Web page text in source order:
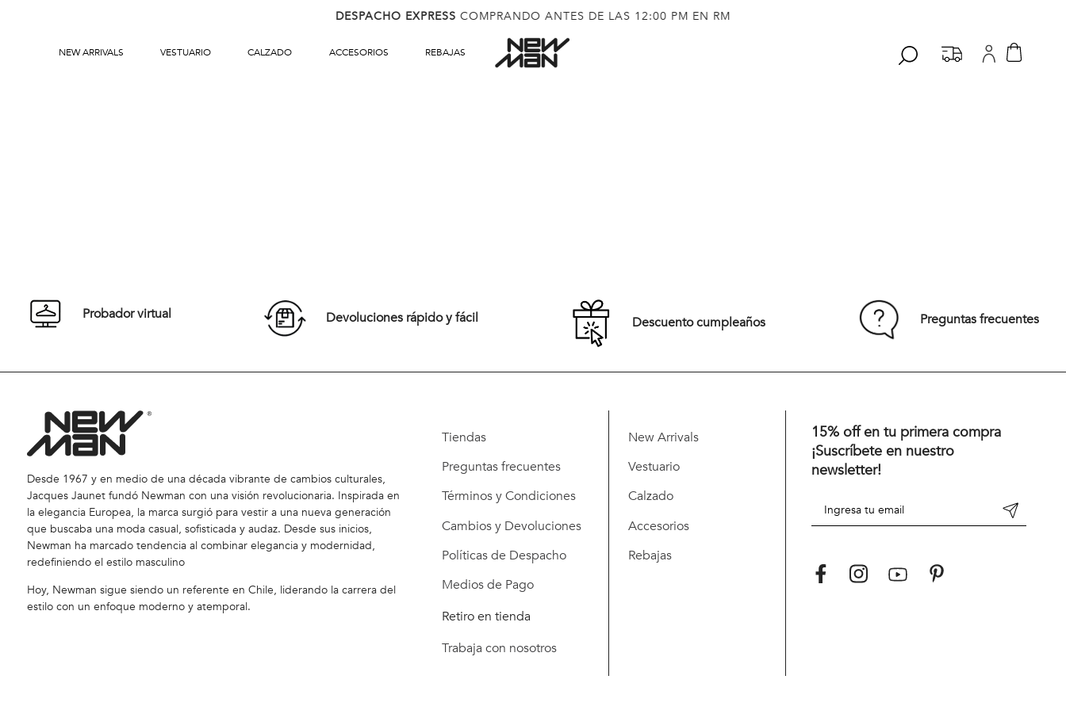
DESPACHO EXPRESS COMPRANDO ANTES DE LAS 12:00 PM EN RM
NEW ARRIVALS VESTUARIO CALZADO ACCESORIOS REBAJAS
Probador virtual Devoluciones rápido y fácil Descuento cumpleaños Preguntas frecuentes
Desde 1967 y en medio de una década vibrante de cambios culturales,
Jacques Jaunet fundó Newman con una visión revolucionaria. Inspirada en
la elegancia Europea, la marca surgió para vestir a una nueva generación
que buscaba una moda casual, sofisticada y audaz. Desde sus inicios,
Newman ha marcado tendencia al combinar elegancia y modernidad,
redefiniendo el estilo masculino
Hoy, Newman sigue siendo un referente en Chile, liderando la carrera del
estilo con un enfoque moderno y atemporal.
Tiendas
Preguntas frecuentes
Términos y Condiciones
Cambios y Devoluciones
Políticas de Despacho
Medios de Pago
Retiro en tienda
Trabaja con nosotros
New Arrivals
Vestuario
Calzado
Accesorios
Rebajas
15% off en tu primera compra
¡Suscríbete en nuestro
newsletter!